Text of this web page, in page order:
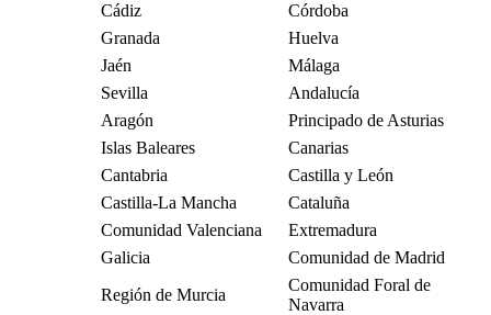
Cádiz
Córdoba
Granada
Huelva
Jaén
Málaga
Sevilla
Andalucía
Aragón
Principado de Asturias
Islas Baleares
Canarias
Cantabria
Castilla y León
Castilla-La Mancha
Cataluña
Comunidad Valenciana
Extremadura
Galicia
Comunidad de Madrid
Región de Murcia
Comunidad Foral de
Navarra